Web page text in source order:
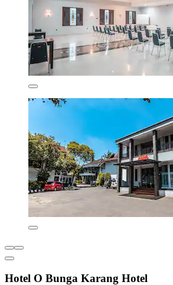
Hotel O Bunga Karang Hotel